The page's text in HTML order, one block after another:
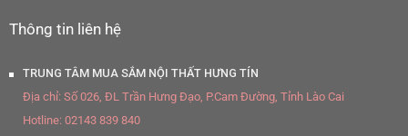
Thông tin liên hệ
TRUNG TÂM MUA SẮM NỘI THẤT HƯNG TÍN
Địa chỉ: Số 026, ĐL Trần Hưng Đạo, P.Cam Đường, Tỉnh Lào Cai
Hotline: 02143 839 840